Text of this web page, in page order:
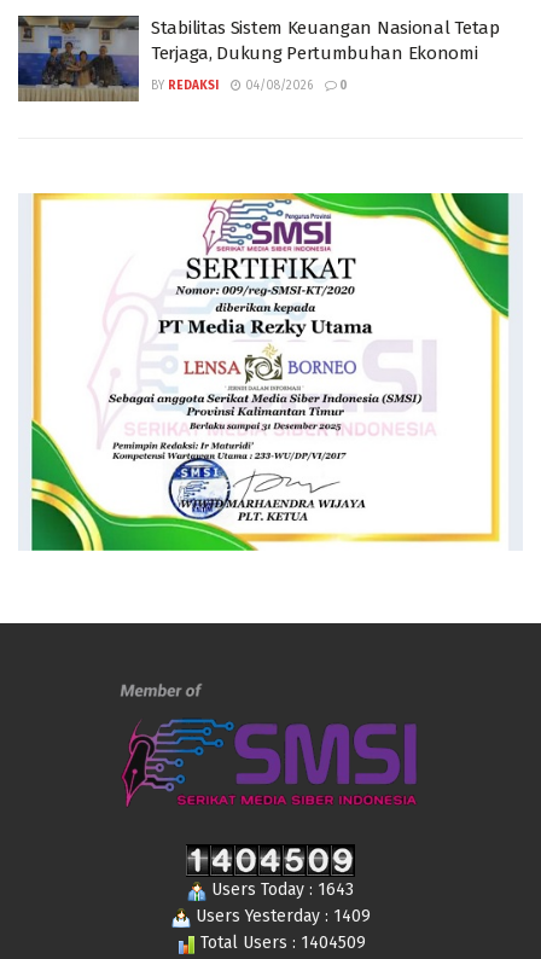
Stabilitas Sistem Keuangan Nasional Tetap
Terjaga, Dukung Pertumbuhan Ekonomi
BY REDAKSI 04/08/2026 0
Users Today : 1643
Users Yesterday : 1409
Total Users : 1404509